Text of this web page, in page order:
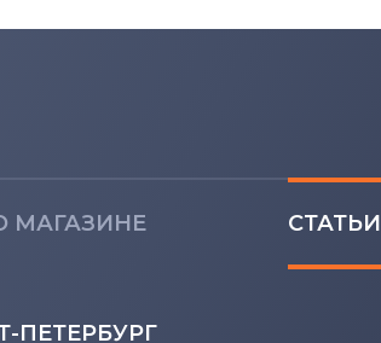
МАГАЗИНЕ СТАТЬИ
ПЕТЕРБУРГ